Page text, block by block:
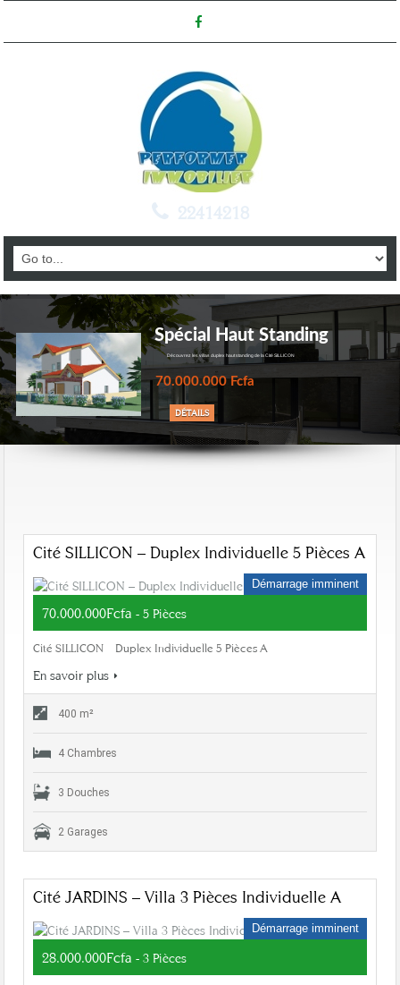
22414218
Spécial Haut Standing
DÉTAILS
Découvrez les villas duplex haut standing de la Cité SILLICON
70.000.000 Fcfa
Cité SILLICON – Duplex Individuelle 5 Pièces A
Démarrage imminent
70.000.000Fcfa - 5 Pièces
Cité SILLICON – Duplex Individuelle 5 Pièces A
En savoir plus
400 m²
4 Chambres
3 Douches
2 Garages
Cité JARDINS – Villa 3 Pièces Individuelle A
Démarrage imminent
28.000.000Fcfa - 3 Pièces